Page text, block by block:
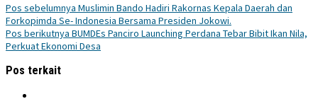
Pos sebelumnya Muslimin Bando Hadiri Rakornas Kepala Daerah dan
Forkopimda Se- Indonesia Bersama Presiden Jokowi.
Pos berikutnya BUMDEs Panciro Launching Perdana Tebar Bibit Ikan Nila,
Perkuat Ekonomi Desa
Pos terkait